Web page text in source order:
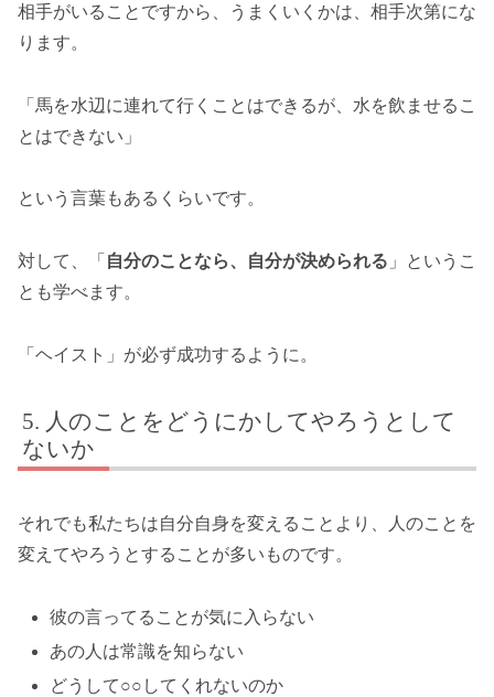
相手がいることですから、うまくいくかは、相手次第にな
ります。
「馬を水辺に連れて行くことはできるが、水を飲ませるこ
とはできない」
という言葉もあるくらいです。
対して、「 自分のことなら、自分が決められる 」というこ
とも学べます。
「ヘイスト」が必ず成功するように。
人のことをどうにかしてやろうとして
ないか
それでも私たちは自分自身を変えることより、人のことを
変えてやろうとすることが多いものです。
彼の言ってることが気に入らない
あの人は常識を知らない
どうして○○してくれないのか